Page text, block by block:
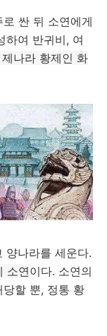
싼 뒤 소연에게
하여 반귀비, 여
나라 황제인 화
양나라를 세운다.
소연이다. 소연의
할 뿐, 정통 황